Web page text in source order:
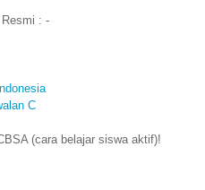
: -
C
(cara belajar siswa aktif)!